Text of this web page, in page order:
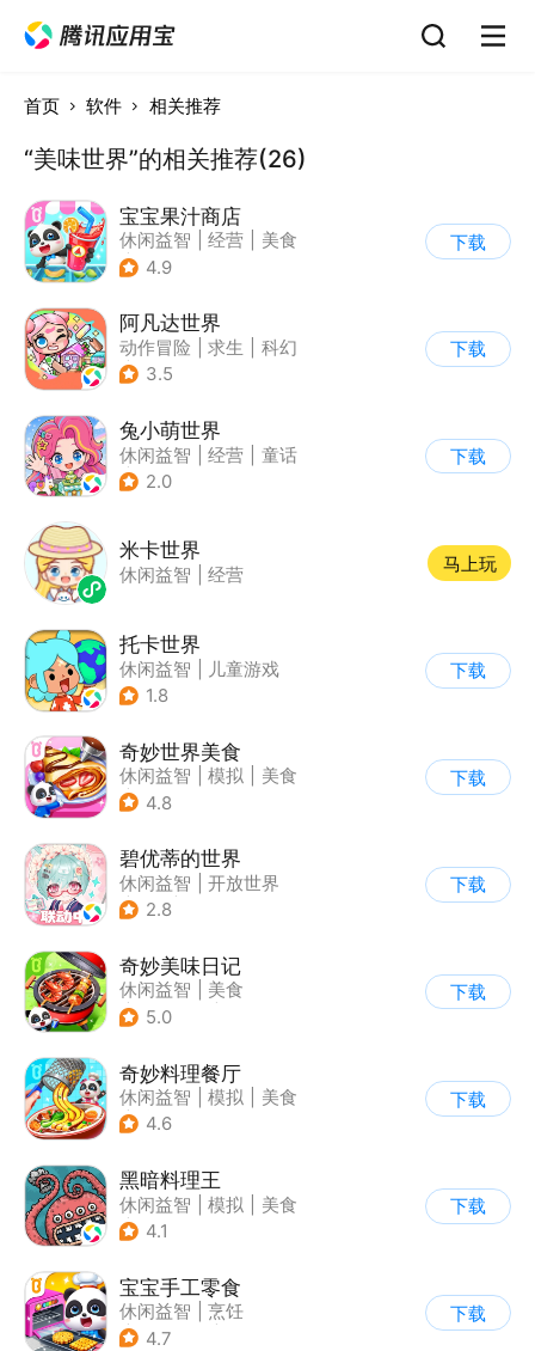
首页 软件 相关推荐
“美味世界”的相关推荐(26)
宝宝果汁商店
休闲益智 经营
美食
| 宝宝巴士
4.9
下载
阿凡达世界
动作冒险 求生
科幻
| 开放世界
3.5
下载
兔小萌世界
休闲益智 经营
童话
| 捏脸
2.0
下载
米卡世界
休闲益智 经营
马上玩
托卡世界
休闲益智
儿童游戏
1.8
下载
奇妙世界美食
休闲益智 模拟
美食
| 宝宝巴士
4.8
下载
碧优蒂的世界
休闲益智
开放世界
| Q版
2.8
下载
奇妙美味日记
休闲益智
美食
| 宝宝巴士
5.0
下载
奇妙料理餐厅
休闲益智 模拟
美食
| 宝宝巴士
4.6
下载
黑暗料理王
休闲益智 模拟
美食
| 卡通
4.1
下载
宝宝手工零食
休闲益智
烹饪
| 宝宝巴士
4.7
下载